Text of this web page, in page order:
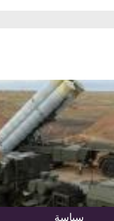
سياسة